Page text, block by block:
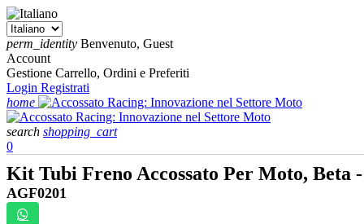
perm_identity Benvenuto, Guest
Account
Gestione Carrello, Ordini e Preferiti
Login Registrati
home
search shopping_cart
0
Kit Tubi Freno Accossato Per Moto, Beta
AGF0201